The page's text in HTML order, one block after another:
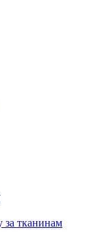
за тканинам